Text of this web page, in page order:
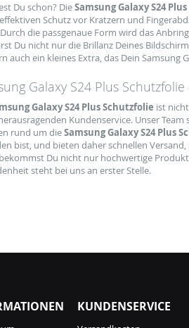
Du schon? DieSamsung Galaxy S24
Schutz vor Kratzern und
die passgenaue Form wird das
Du nicht nur die Brillanz Deines
auch ein kleines Extra, das Dein Samsung
Galaxy S24 Plus
Galaxy S24 Plus Schutzfolie ist
Kundenservice. Unser
rund um dieSamsung Galaxy S24 Plus
bist, und bieten daher schnellen
bekommst Du nicht nur hochwertige
steht bei uns an erster Stelle.
KUNDENSERVICE